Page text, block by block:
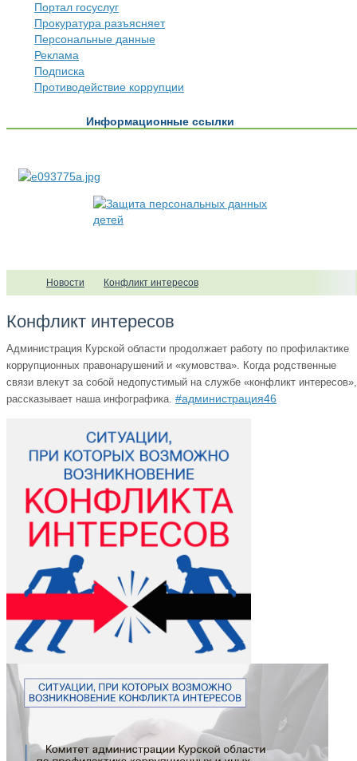
Портал госуслуг
Прокуратура разъясняет
Персональные данные
Реклама
Подписка
Противодействие коррупции
Информационные ссылки
Новости Конфликт интересов
Конфликт интересов
Администрация Курской области продолжает работу по профилактике
коррупционных правонарушений и «кумовства». Когда родственные
связи влекут за собой недопустимый на службе «конфликт интересов»,
рассказывает наша инфографика. #администрация46